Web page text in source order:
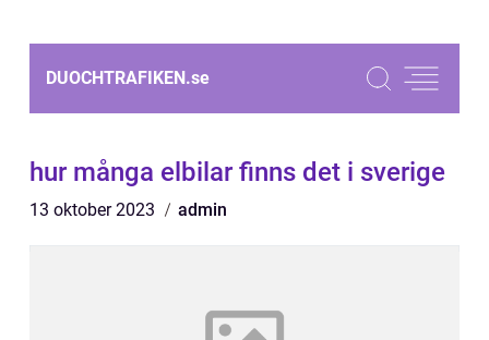
DUOCHTRAFIKEN.se
hur många elbilar finns det i sverige
13 oktober 2023 admin